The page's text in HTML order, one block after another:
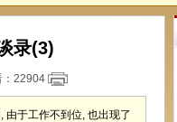
录(3)
22904
由于工作不到位, 也出现了